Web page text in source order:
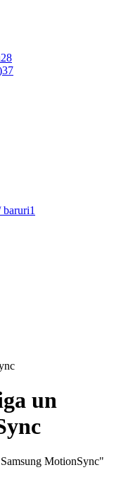
28
37
baruri1
un
MotionSync"